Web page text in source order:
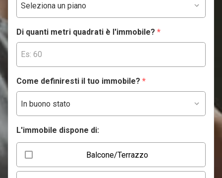
Di quanti metri quadrati è l'immobile? *
Come definiresti il tuo immobile? *
L'immobile dispone di:
Balcone/Terrazzo